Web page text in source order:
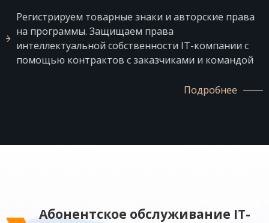
Регистрируем товарные знаки и авторские права
на программы. Защищаем права
интеллектуальной собственности IT-компании с
помощью контрактов с заказчиками и командой
Подробнее
Абонентское обслуживание IT-